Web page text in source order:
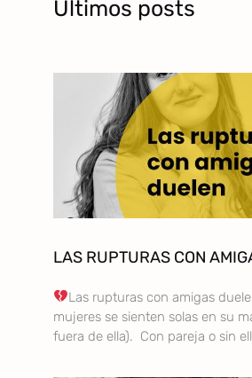
Últimos posts
LAS RUPTURAS CON
Las rupturas con amigas
mujeres se sienten solas en su
fuera de ella). Con pareja o sin